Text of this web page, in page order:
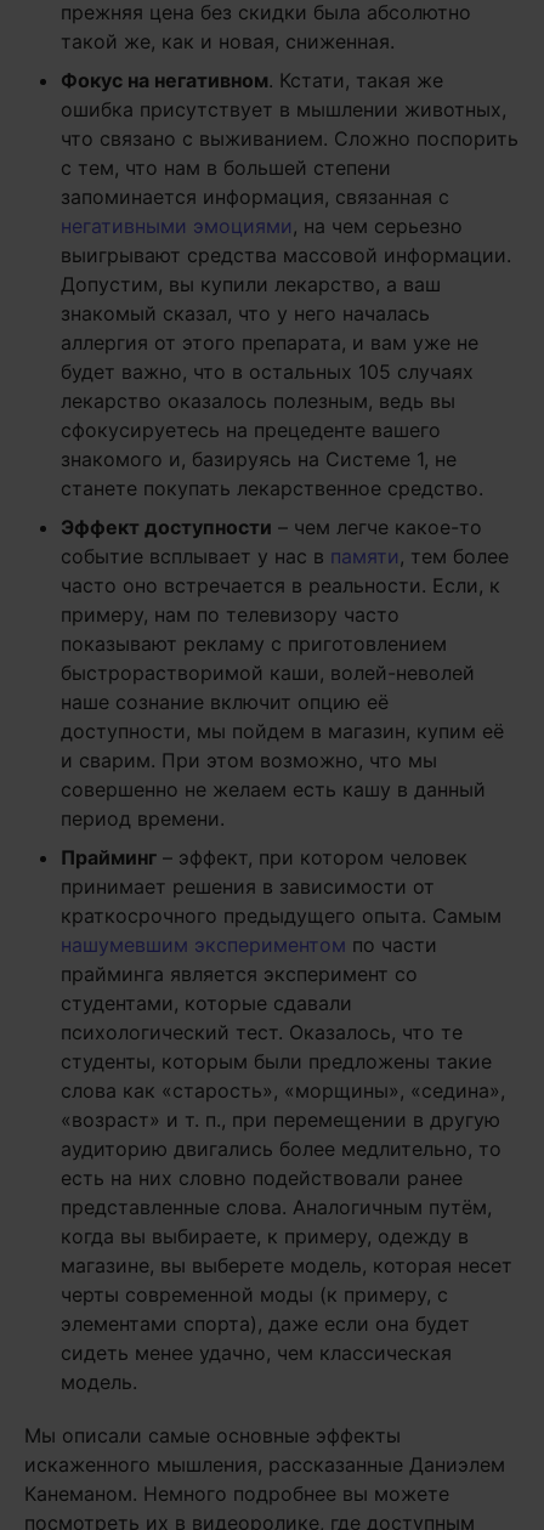
прежняя цена без скидки была абсолютно
такой же, как и новая, сниженная.
Фокус на негативном. Кстати, такая же
ошибка присутствует в мышлении животных,
что связано с выживанием. Сложно поспорить
с тем, что нам в большей степени
запоминается информация, связанная с
негативными эмоциями , на чем серьезно
выигрывают средства массовой информации.
Допустим, вы купили лекарство, а ваш
знакомый сказал, что у него началась
аллергия от этого препарата, и вам уже не
будет важно, что в остальных 105 случаях
лекарство оказалось полезным, ведь вы
сфокусируетесь на прецеденте вашего
знакомого и, базируясь на Системе 1, не
станете покупать лекарственное средство.
Эффект доступности – чем легче какое-то
событие всплывает у нас в памяти , тем более
часто оно встречается в реальности. Если, к
примеру, нам по телевизору часто
показывают рекламу с приготовлением
быстрорастворимой каши, волей-неволей
наше сознание включит опцию её
доступности, мы пойдем в магазин, купим её
и сварим. При этом возможно, что мы
совершенно не желаем есть кашу в данный
период времени.
Прайминг – эффект, при котором человек
принимает решения в зависимости от
краткосрочного предыдущего опыта. Самым
нашумевшим экспериментом по части
прайминга является эксперимент со
студентами, которые сдавали
психологический тест. Оказалось, что те
студенты, которым были предложены такие
слова как «старость», «морщины», «седина»,
«возраст» и т. п., при перемещении в другую
аудиторию двигались более медлительно, то
есть на них словно подействовали ранее
представленные слова. Аналогичным путём,
когда вы выбираете, к примеру, одежду в
магазине, вы выберете модель, которая несет
черты современной моды (к примеру, с
элементами спорта), даже если она будет
сидеть менее удачно, чем классическая
модель.
Мы описали самые основные эффекты
искаженного мышления, рассказанные Даниэлем
Канеманом. Немного подробнее вы можете
посмотреть их в видеоролике, где доступным